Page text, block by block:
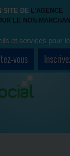
SITE DE L'AGENCE
LE NON-
et services pour
vous